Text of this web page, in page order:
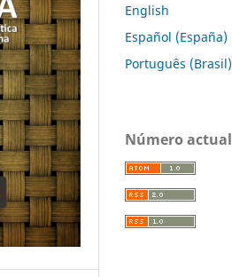
English
Español (España)
Português (Brasil)
Número actual